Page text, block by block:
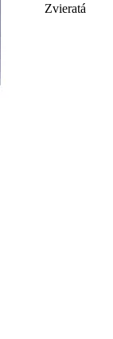
Zvieratá